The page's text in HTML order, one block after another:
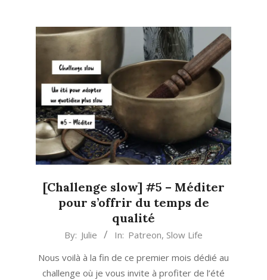
[Challenge slow] #5 – Méditer
pour s’offrir du temps de
qualité
31
By: Julie In: Patreon, Slow Life
Nous voilà à la fin de ce premier mois dédié au
challenge où je vous invite à profiter de l’été